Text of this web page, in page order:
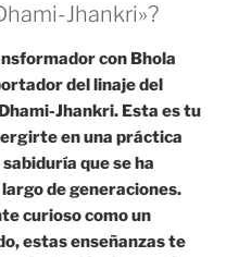
Jhankri»?
con Bhola
del linaje del
Jhankri. Esta es tu
en una práctica
que se ha
de generaciones.
curioso como un
estas enseñanzas te